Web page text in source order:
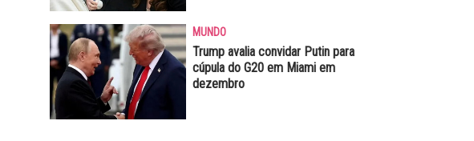
MUNDO
Trump avalia convidar Putin para
cúpula do G20 em Miami em
dezembro